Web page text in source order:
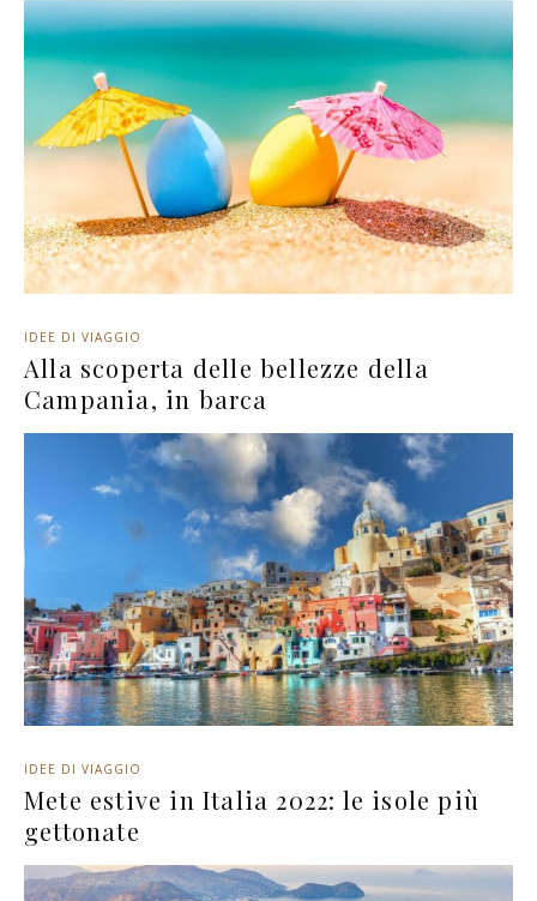
IDEE DI VIAGGIO
Alla scoperta delle bellezze della
Campania, in barca
IDEE DI VIAGGIO
Mete estive in Italia 2022: le isole più
gettonate